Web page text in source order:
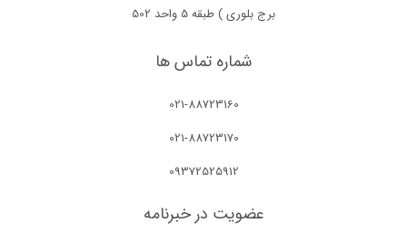
برج بلوری ) طبقه 5 واحد 502
شماره تماس ها
021-88723160
021-88723170
09372525912
عضویت در خبرنامه